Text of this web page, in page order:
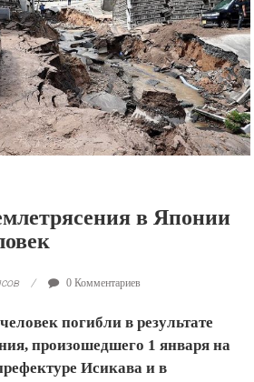
в Японии
0 Комментариев
погибли в результате
произошедшего 1 января на
Исикава и в